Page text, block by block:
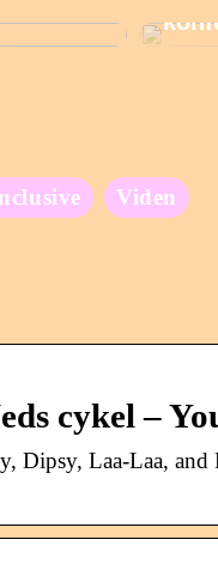
Viden
cykel –
Dipsy, Laa-Laa, and